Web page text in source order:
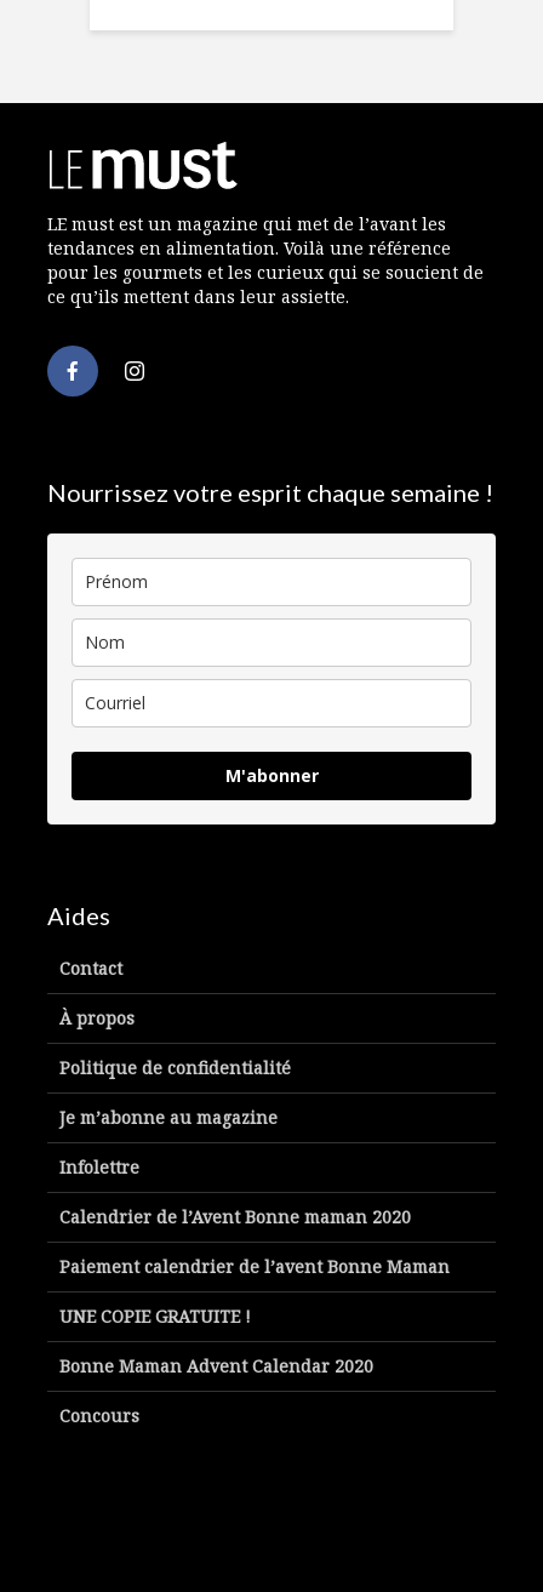
LE must est un magazine qui met de l’avant les
tendances en alimentation. Voilà une référence
pour les gourmets et les curieux qui se soucient de
ce qu’ils mettent dans leur assiette.
Nourrissez votre esprit chaque semaine !
M'abonner
Aides
Contact
À propos
Politique de confidentialité
Je m’abonne au magazine
Infolettre
Calendrier de l’Avent Bonne maman 2020
Paiement calendrier de l’avent Bonne Maman
UNE COPIE GRATUITE !
Bonne Maman Advent Calendar 2020
Concours